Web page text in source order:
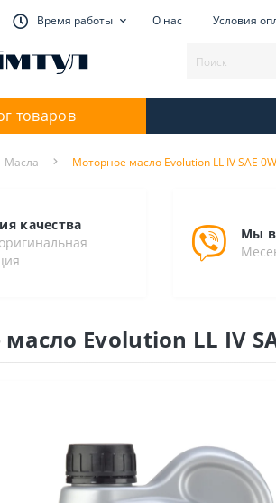
Время работы О нас Условия
товаров
Масла Моторное масло Evolution LL IV SAE
качества
Мы
Evolution LL IV